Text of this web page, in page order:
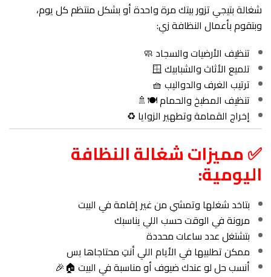
شغالة بتيجي تزور بيتك مرة واحدة أو بشكل منتظم كل يوم،
وبتقوم بأعمال النظافة زي:
تنظيف الأرضيات والسجاد 🧼
تلميع الأثاث والشبابيك 🪟
ترتيب الغرف والدواليب 🧺
تنظيف المطبخ والحمام 🍽️🚿
إخراج القمامة وتطهير الزوايا ♻️
✅ مميزات شغالة النظافة
اليومية:
بتاخد شغلها وتمشي من غير إقامة في البيت
مرونة في الوقت حسب اللي يناسبك
بتشتغل عدد ساعات محددة
ممكن تطلبيها في الأيام اللي أنتِ محتاجاها بس
أنسب حل لو عندك ضيوف أو مناسبة في البيت 🏠🎉